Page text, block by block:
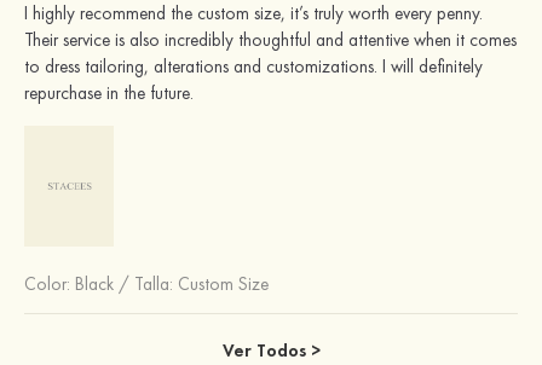
I highly recommend the custom size, it’s truly worth every penny.
Their service is also incredibly thoughtful and attentive when it comes
to dress tailoring, alterations and customizations. I will definitely
repurchase in the future.
Color: Black / Talla: Custom Size
Ver Todos >